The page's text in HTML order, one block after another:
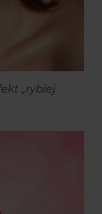
„rybiej